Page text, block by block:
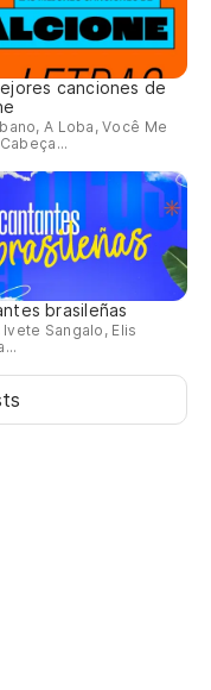
canciones de
A Loba, Você Me
brasileñas
Ivete Sangalo, Elis